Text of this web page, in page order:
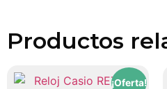
Productos
¡Oferta!